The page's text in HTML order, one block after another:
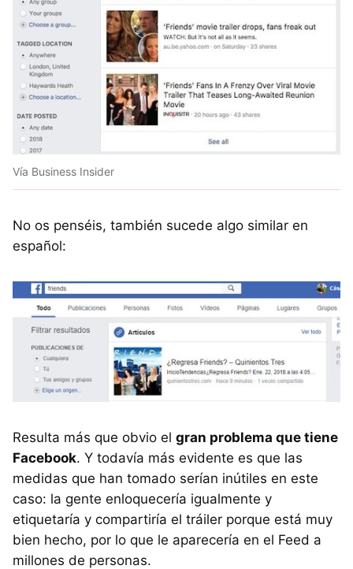
Vía Business Insider
No os penséis, también sucede algo similar en
español:
Resulta más que obvio el gran problema que tiene
Facebook. Y todavía más evidente es que las
medidas que han tomado serían inútiles en este
caso: la gente enloquecería igualmente y
etiquetaría y compartiría el tráiler porque está muy
bien hecho, por lo que le aparecería en el Feed a
millones de personas.